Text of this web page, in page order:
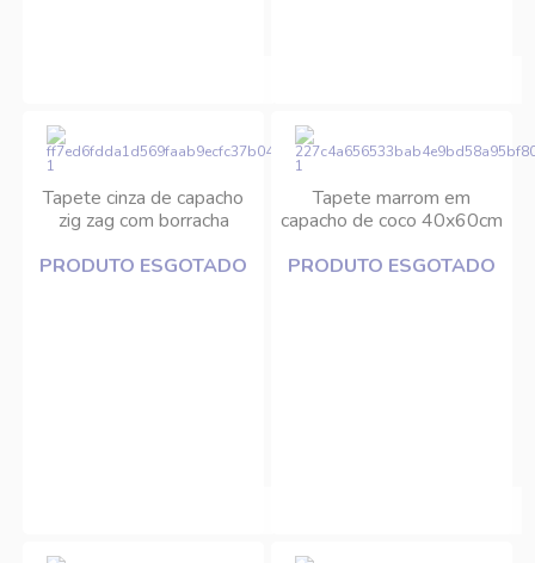
Tapete cinza de capacho
zig zag com borracha
PRODUTO ESGOTADO
Tapete marrom em
capacho de coco 40x60cm
PRODUTO ESGOTADO